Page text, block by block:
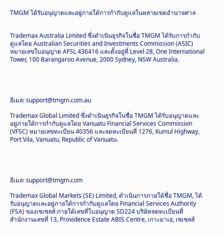
TMGM ได้รับอนุญาตและอยู่ภายใต้การกำกับดูแลในหลายเขตอำนาจศาล
Trademax Australia Limited ซึ่งดำเนินธุรกิจในชื่อ TMGM ได้รับการกำกับ
ดูแลโดย Australian Securities and Investments Commission (ASIC)
หมายเลขใบอนุญาต AFSL 436416 และตั้งอยู่ที่ Level 28, One International
Tower, 100 Barangaroo Avenue, 2000 Sydney, NSW Australia.
อีเมล: support@tmgm.com.au
Trademax Global Limited ซึ่งดำเนินธุรกิจในชื่อ TMGM ได้รับอนุญาตและ
อยู่ภายใต้การกำกับดูแลโดย Vanuatu Financial Services Commission
(VFSC) หมายเลขทะเบียน 40356 และจดทะเบียนที่ 1276, Kumul Highway,
Port Vila, Vanuatu, Republic of Vanuatu.
อีเมล: support@tmgm.com
Trademax Global Markets (SE) Limited, ดำเนินการภายใต้ชื่อ TMGM, ได้
รับอนุญาตและอยู่ภายใต้การกำกับดูแลโดย Financial Services Authority
(FSA) ของเซเชลส์ ภายใต้เลขที่ใบอนุญาต SD224 บริษัทจดทะเบียนที่
สำนักงานเลขที่ 13, Providence Estate ABIS Centre, เกาะมาเฮ, เซเชลส์